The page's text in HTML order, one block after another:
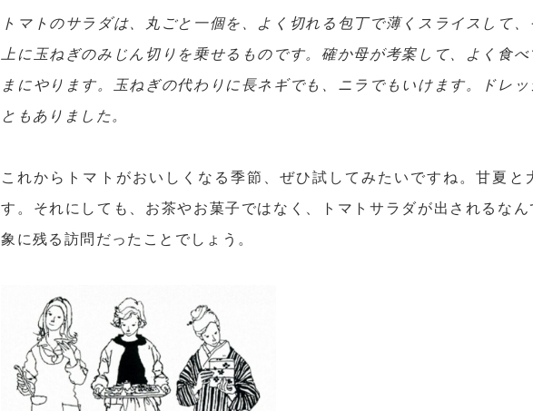
トマトのサラダは、丸ごと一個を、よく切れる包丁で薄くスライスして、
上に玉ねぎのみじん切りを乗せるものです。確か母が考案して、よく食
まにやります。玉ねぎの代わりに長ネギでも、ニラでもいけます。ドレ
ともありました。
これからトマトがおいしくなる季節、ぜひ試してみたいですね。甘夏
す。それにしても、お茶やお菓子ではなく、トマトサラダが出されるな
象に残る訪問だったことでしょう。